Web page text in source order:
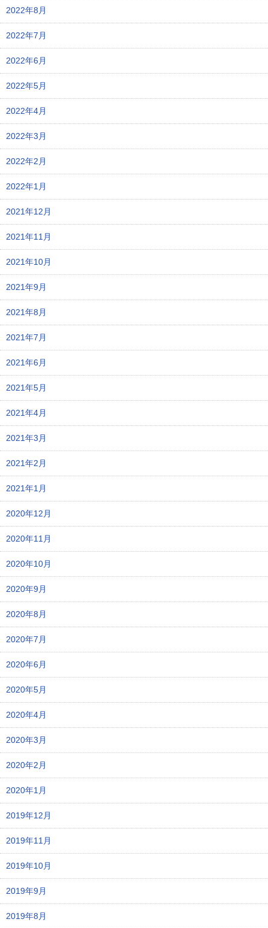
2022年8月
2022年7月
2022年6月
2022年5月
2022年4月
2022年3月
2022年2月
2022年1月
2021年12月
2021年11月
2021年10月
2021年9月
2021年8月
2021年7月
2021年6月
2021年5月
2021年4月
2021年3月
2021年2月
2021年1月
2020年12月
2020年11月
2020年10月
2020年9月
2020年8月
2020年7月
2020年6月
2020年5月
2020年4月
2020年3月
2020年2月
2020年1月
2019年12月
2019年11月
2019年10月
2019年9月
2019年8月